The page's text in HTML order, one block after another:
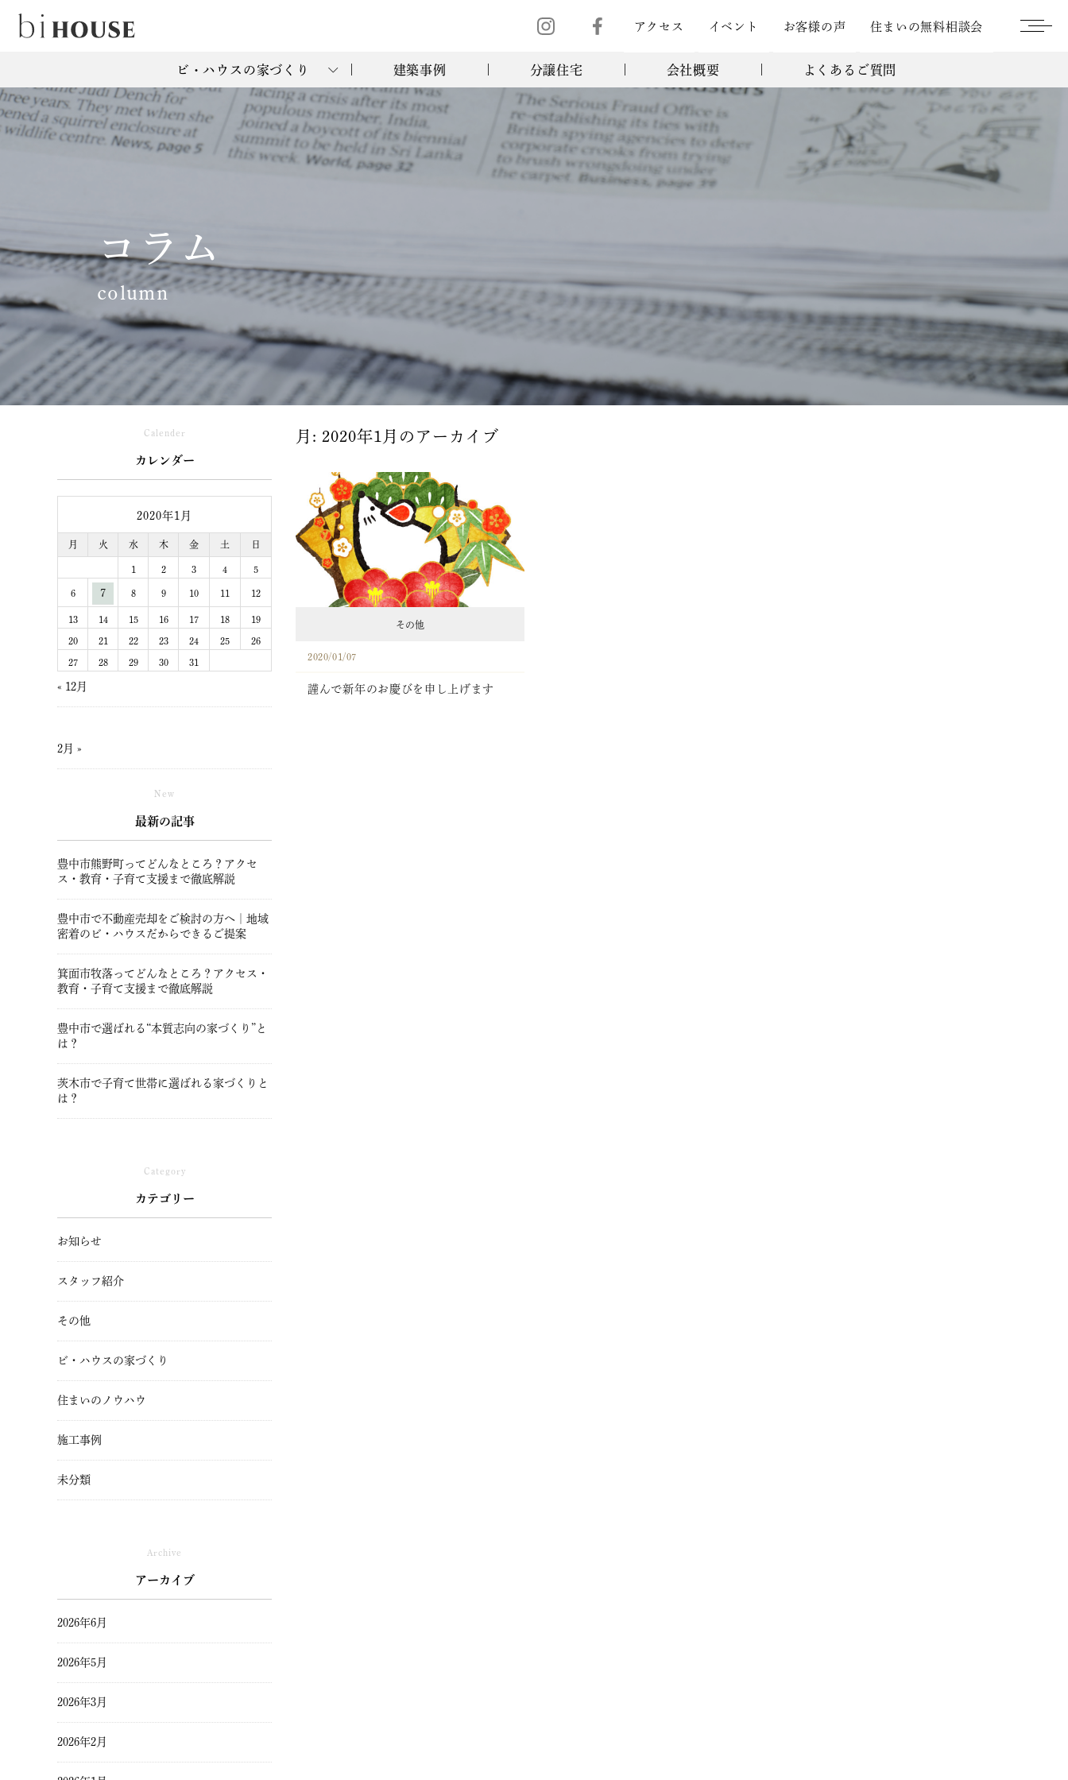
アクセス イベント お客様の声 住まいの無料相談会
ビ・ハウスの家づくり 建築事例 分譲住宅 会社概要 よくあるご質問
コラム
column
月: 2020年1月 のアーカイブ
その他
2020/01/07
謹んで新年のお慶びを申し上げます
Calender
カレンダー
2020年1月
月 火 水 木 金 土 日
1 2 3 4 5
6 7 8 9 10 11 12
13 14 15 16 17 18 19
20 21 22 23 24 25 26
27 28 29 30 31
« 12月
2月 »
New
最新の記事
豊中市熊野町ってどんなところ？アクセ
ス・教育・子育て支援まで徹底解説
豊中市で不動産売却をご検討の方へ｜地域
密着のビ・ハウスだからできるご提案
箕面市牧落ってどんなところ？アクセス・
教育・子育て支援まで徹底解説
豊中市で選ばれる“本質志向の家づくり”と
は？
茨木市で子育て世帯に選ばれる家づくりと
は？
Category
カテゴリー
お知らせ
スタッフ紹介
その他
ビ・ハウスの家づくり
住まいのノウハウ
施工事例
未分類
Archive
アーカイブ
2026年6月
2026年5月
2026年3月
2026年2月